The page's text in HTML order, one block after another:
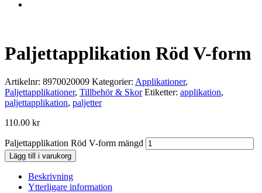
Paljettapplikation Röd V-form
Artikelnr: 8970020009 Kategorier: Applikationer,
Paljettapplikationer, Tillbehör & Skor Etiketter: applikation,
paljettapplikation, paljetter
110.00 kr
Paljettapplikation Röd V-form mängd
Lägg till i varukorg
Beskrivning
Ytterligare information